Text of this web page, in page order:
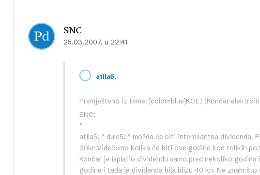
SNC
25.03.2007. u 22:41
atila5,
Premješteno iz teme: [color=blue]KOEI (Končar
SNC:
”
atila5: ” dule5: ” možda če biti interesantna
30kn.Videčemo kolika če biti ove godine kod tolikih
Končar je isplatio dividendu samo pred nekoliko
godine i tada je dividenda bila blizu 40 kn. Ne znam